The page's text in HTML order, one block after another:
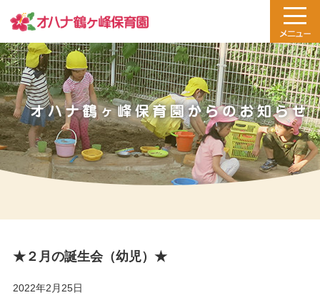
★２月の誕生会（幼児）★
2022年2月25日